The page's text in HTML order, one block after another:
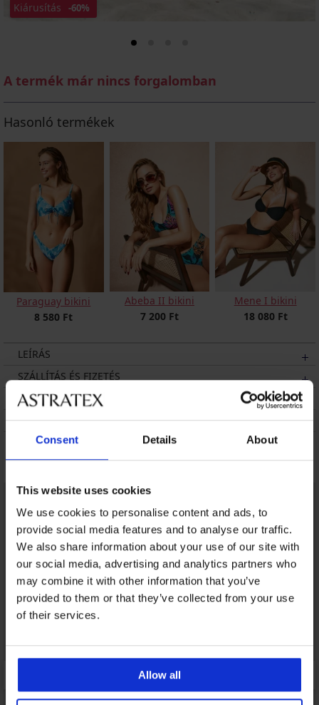
Consent Details About
This website uses cookies
We use cookies to personalise content and ads, to
provide social media features and to analyse our traffic.
We also share information about your use of our site with
our social media, advertising and analytics partners who
may combine it with other information that you’ve
provided to them or that they’ve collected from your use
of their services.
Allow all
Kiárusítás -60%
A termék már nincs forgalomban
Hasonló termékek
Paraguay bikini
8 580 Ft
Abeba II bikini
7 200 Ft
Mene I bikini
18 080 Ft
LEÍRÁS
SZÁLLÍTÁS ÉS FIZETÉS
ÁRUCSERE
KEZELÉS ÉS MOSÁS
Talán tetszeni fog